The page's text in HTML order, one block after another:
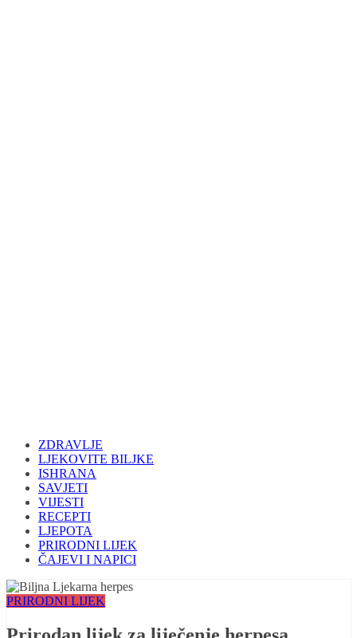
ZDRAVLJE
LJEKOVITE BILJKE
ISHRANA
SAVJETI
VIJESTI
RECEPTI
LJEPOTA
PRIRODNI LIJEK
ČAJEVI I NAPICI
PRIRODNI LIJEK